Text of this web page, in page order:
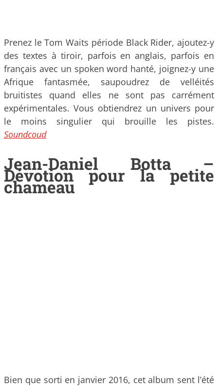
Prenez le Tom Waits période Black Rider, ajoutez-y
des textes à tiroir, parfois en anglais, parfois en
français avec un spoken word hanté, joignez-y une
Afrique fantasmée, saupoudrez de velléités
bruitistes quand elles ne sont pas carrément
expérimentales. Vous obtiendrez un univers pour
le moins singulier qui brouille les pistes.
Soundcoud
Jean-Daniel Botta –
Dévotion pour la petite
chameau
Bien que sorti en janvier 2016, cet album sent l’été